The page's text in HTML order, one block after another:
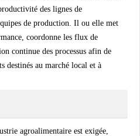
des lignes de
de production. Il ou elle met
coordonne les flux de
continue des processus afin de
destinés au marché local et à
agroalimentaire est exigée,